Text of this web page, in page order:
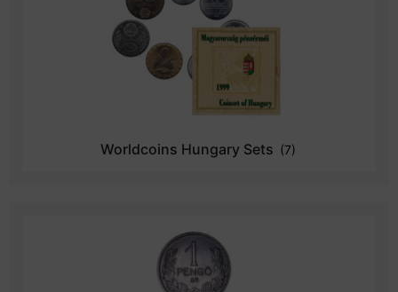
Worldcoins Hungary Sets (7)